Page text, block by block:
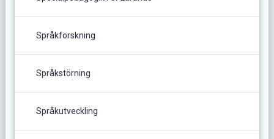
Språkforskning
Språkstörning
Språkutveckling